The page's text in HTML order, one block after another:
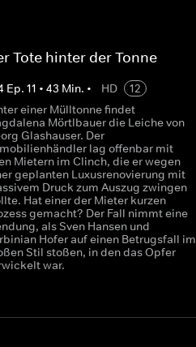
Tote hinter der Tonne
Ep. 11 • 43 Min. • HD
12
einer Mülltonne findet
Mörtlbauer die Leiche von
Glashauser. Der
lag offenbar mit
Mietern im Clinch, die er wegen
geplanten Luxusrenovierung mit
Druck zum Auszug zwingen
Hat einer der Mieter kurzen
gemacht? Der Fall nimmt eine
als Sven Hansen und
Hofer auf einen Betrugsfall im
Stil stoßen, in den das Opfer
war.